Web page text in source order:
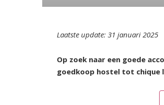
Laatste update: 31 januari 2025
Op zoek naar een goede
goedkoop hostel tot chique